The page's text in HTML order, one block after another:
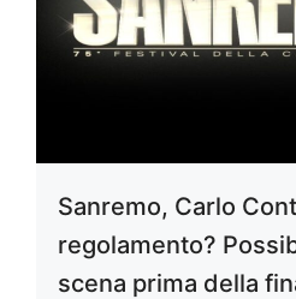
Sanremo, Carlo
regolamento?
scena prima della